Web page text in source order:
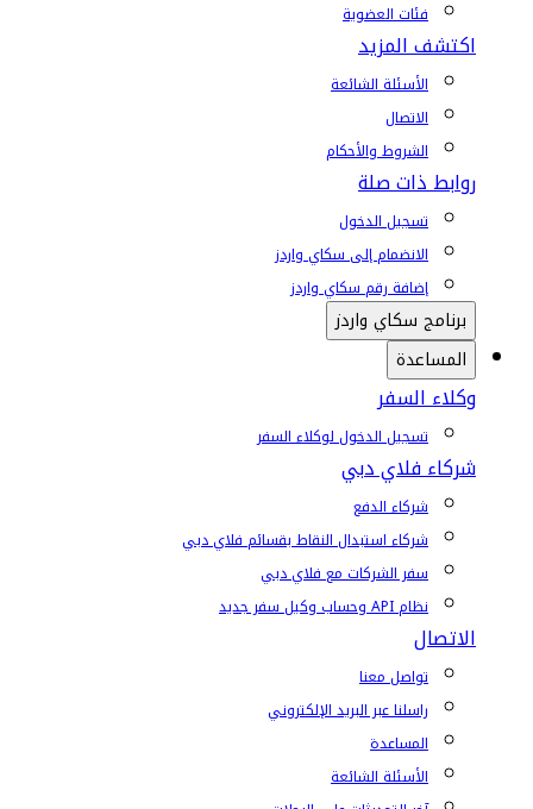
فئات العضوية
اكتشف المزيد
الأسئلة الشائعة
الاتصال
الشروط والأحكام
روابط ذات صلة
تسجيل الدخول
الانضمام إلى سكاي واردز
إضافة رقم سكاي واردز
برنامج سكاي واردز
المساعدة
وكلاء السفر
تسجيل الدخول لوكلاء السفر
شركاء فلاي دبي
شركاء الدفع
شركاء استبدال النقاط بقسائم فلاي دبي
سفر الشركات مع فلاي دبي
نظام API وحساب وكيل سفر جديد
الاتصال
تواصل معنا
راسلنا عبر البريد الإلكتروني
المساعدة
الأسئلة الشائعة